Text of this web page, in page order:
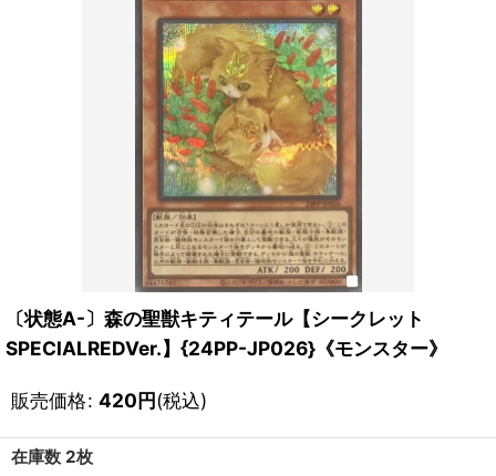
〔状態A-〕森の聖獣キティテール【シークレット
SPECIALREDVer.】{24PP-JP026}《モンスター》
販売価格: 420円(税込)
在庫数 2枚